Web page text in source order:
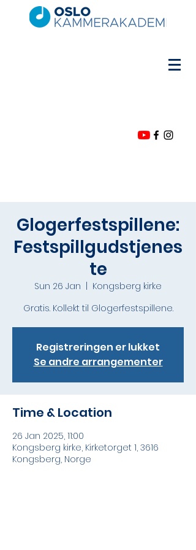
Glogerfestspillene:
Festspillgudstjenes
te
Sun 26 Jan
Kongsberg kirke
Gratis. Kollekt til Glogerfestspillene.
Registreringen er lukket
Se andre arrangementer
Time & Location
26 Jan 2025, 11:00
Kongsberg kirke, Kirketorget 1, 3616
Kongsberg, Norge